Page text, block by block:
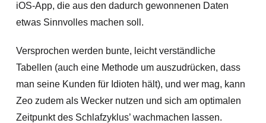
iOS-App, die aus den dadurch gewonnenen Daten
etwas Sinnvolles machen soll.
Versprochen werden bunte, leicht verständliche
Tabellen (auch eine Methode um auszudrücken, dass
man seine Kunden für Idioten hält), und wer mag, kann
Zeo zudem als Wecker nutzen und sich am optimalen
Zeitpunkt des Schlafzyklus’ wachmachen lassen.